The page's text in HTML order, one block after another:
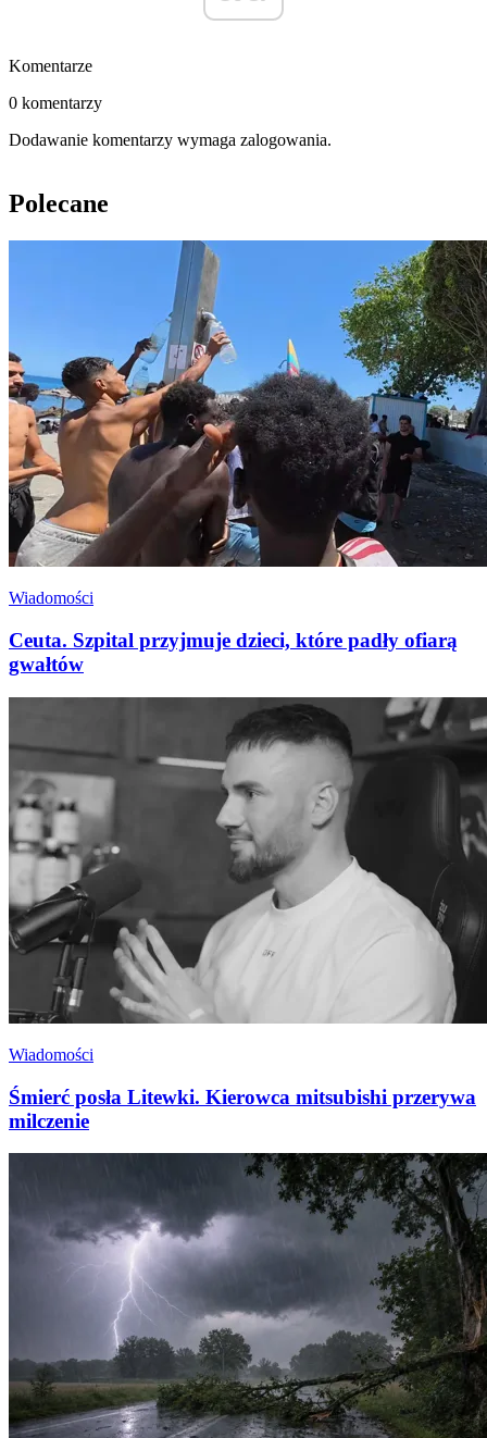
Komentarze
0 komentarzy
Dodawanie komentarzy wymaga zalogowania.
Polecane
Wiadomości
Ceuta. Szpital przyjmuje dzieci, które padły ofiarą
gwałtów
Wiadomości
Śmierć posła Litewki. Kierowca mitsubishi przerywa
milczenie